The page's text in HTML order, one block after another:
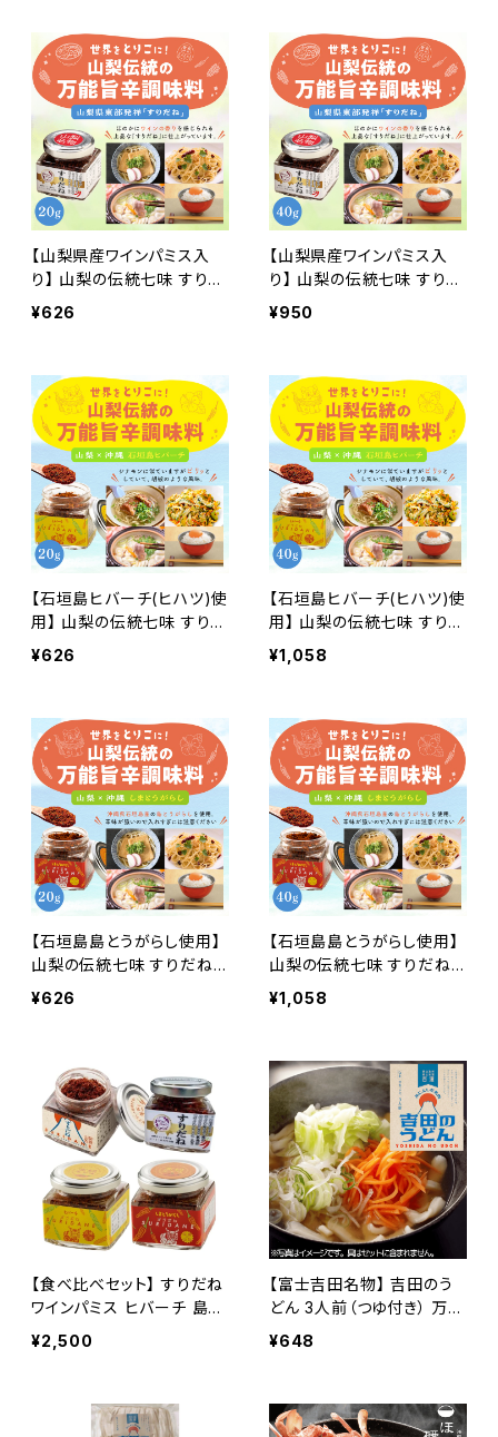
え
替え
【山梨県産ワインパミス入
り】 山梨の伝統七味 すりだ
ね （小）20グラム ワインパ
辛味
¥626
【山梨県産ワインパミス入
り】 山梨の伝統七味 すりだ
ね （大） 40グラム ワインパ
料 吉田のうどん 辛味 山梨
名物
¥950
【石垣島ヒバーチ(ヒハツ)使
用】 山梨の伝統七味 すりだ
ね ヒバーチ （小）20g ご飯
味 七味 ほうとう 吉田のう
どん 辛味 島胡椒
¥626
【石垣島ヒバーチ(ヒハツ)使
用】 山梨の伝統七味 すりだ
ね ヒバーチ （大）40g ご飯
のお供 お取り寄せ お取り
味 七味 吉田のうどん 辛味
島胡椒
¥1,058
【石垣島島とうがらし使用】
山梨の伝統七味 すりだね
島とうがらし （小）20g ご飯
どん 辛味
¥626
【石垣島島とうがらし使用】
山梨の伝統七味 すりだね
島とうがらし （大）40g ご飯
のお供 お取り寄せ お取り
味 七味 ほうとう 吉田のう
どん 辛味
¥1,058
【食べ比べセット】 すりだね
ワインパミス ヒバーチ 島と
うがらし 辛味 七味 伝統七
味 万能調味料山梨名物 山
ト お取り寄せ ギフト 沖縄
¥2,500
【富士吉田名物】 吉田のう
どん 3人前（つゆ付き） 万能
調味料 一味 七味 辛味 ギ
梨県
¥648